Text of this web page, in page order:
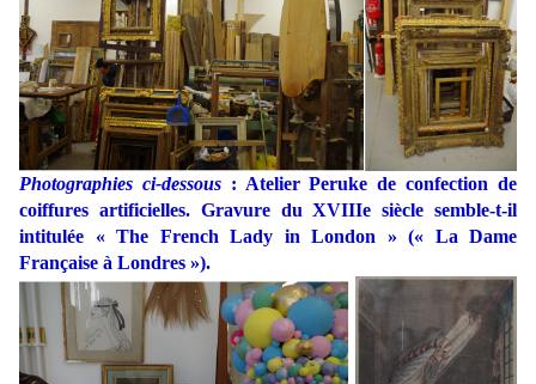
Photographies ci-dessous: Atelier Peruke de confection de
coiffures artificielles. Gravure du XVIIIe siècle semble-t-il
intitulée « The French Lady in London » (« La Dame
Française à Londres »).